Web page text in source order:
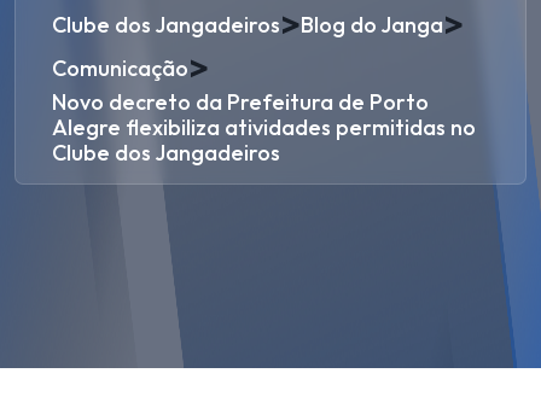
Clube dos Jangadeiros>Blog do Janga>
Comunicação>
Novo decreto da Prefeitura de Porto
Alegre flexibiliza atividades permitidas no
Clube dos Jangadeiros